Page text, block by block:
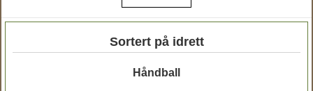
Sortert på idrett
Håndball